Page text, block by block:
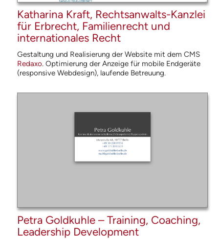
Katharina Kraft, Rechtsanwalts-Kanzlei
für Erbrecht, Familienrecht und
internationales Recht
Gestaltung und Realisierung der Website mit dem CMS
Redaxo. Optimierung der Anzeige für mobile Endgeräte
(responsive Webdesign), laufende Betreuung.
Petra Goldkuhle – Training, Coaching,
Leadership Development